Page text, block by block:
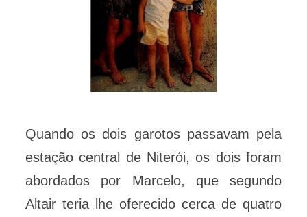
Quando os dois garotos passavam pela
estação central de Niterói, os dois foram
abordados por Marcelo, que segundo
Altair teria lhe oferecido cerca de quatro